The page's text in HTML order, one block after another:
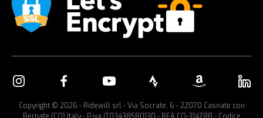
Copyright © 2026 - Ridewill srl - Via Socrate, 6 - 22070 Casnate con